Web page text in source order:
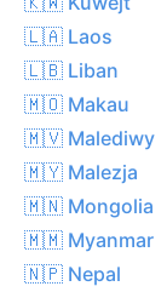
🇱🇦 Laos
🇱🇧 Liban
🇲🇴 Makau
🇲🇻 Malediwy
🇲🇾 Malezja
🇲🇳 Mongolia
🇲🇲 Myanmar
🇳🇵 Nepal